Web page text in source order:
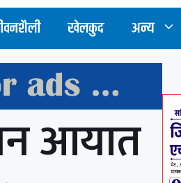
खेलकुद अन्य
आयात